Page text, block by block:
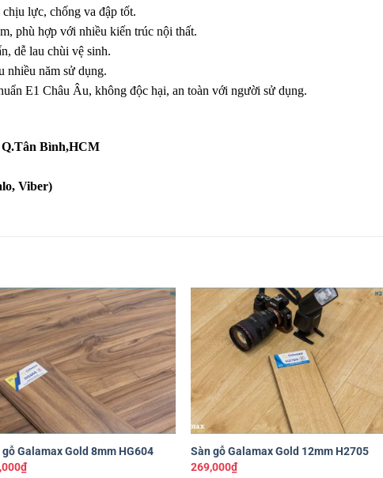
lực, chống va đập tốt.
phù hợp với nhiều kiến trúc nội thất.
dễ lau chùi vệ sinh.
nhiều năm sử dụng.
E1 Châu Âu, không độc hại, an toàn với người sử dụng.
Bình,HCM
Viber)
Yêu
thích
+
gỗ Galamax Gold 8mm HG604
₫
Sàn gỗ Galamax Gold 12mm H2705
269,000₫